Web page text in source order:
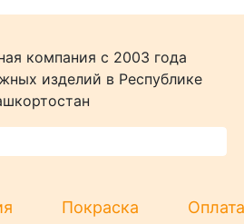
компания c 2003 года
изделий в Республике
Покраска